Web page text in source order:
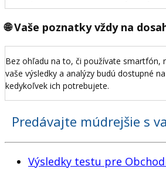
🌐 Vaše poznatky vždy na
Bez ohľadu na to, či používate smartfón,
vaše výsledky a analýzy budú dostupné
kedykoľvek ich potrebujete.
Predávajte múdrejšie s
Výsledky testu pre